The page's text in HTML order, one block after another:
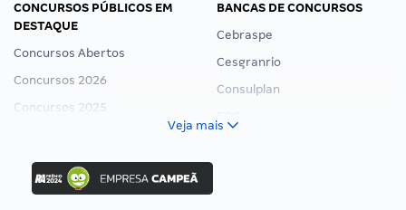
CONCURSOS PÚBLICOS EM
DESTAQUE
Concursos Abertos
Concursos 2026
Concursos 2025
Concurso Ibama
Concurso MPU
BANCAS DE CONCURSOS
Cebraspe
Cesgranrio
Consulplan
Veja mais